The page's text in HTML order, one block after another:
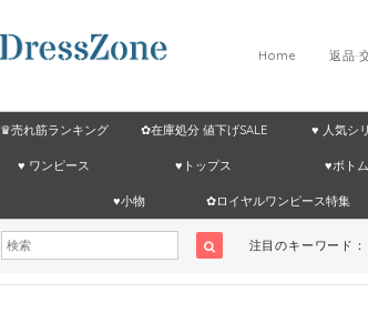
返品·
Home
♛売れ筋ランキング ✿在庫処分 値下げSALE ♥ 人気シ
♥ ワンピース ♥トップス ♥ボト
♥小物 ✿ロイヤルワンピース特集
注目のキーワード：